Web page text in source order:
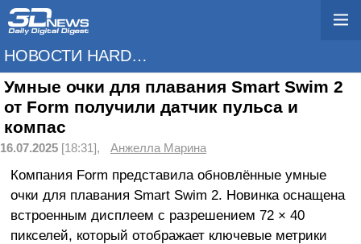
НОВОСТИ HARDWARE
Умные очки для плавания Smart Swim 2
от Form получили датчик пульса и
компас
16.07.2025 [18:31], Анжелла Марина
Компания Form представила обновлённые умные
очки для плавания Smart Swim 2. Новинка оснащена
встроенным дисплеем с разрешением 72 × 40
пикселей, который отображает ключевые метрики